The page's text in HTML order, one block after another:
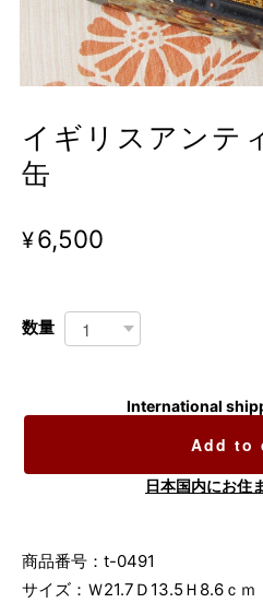
イギリスアン
缶
¥6,500
数量
International
Add to
日本国内にお住
商品番号：t-0491
サイズ：Ｗ21.7Ｄ13.5Ｈ8.6ｃｍ